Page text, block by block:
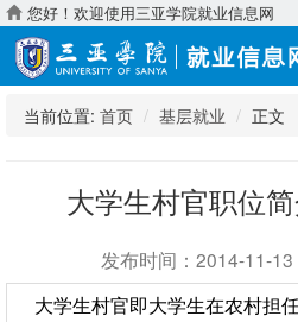
您好！欢迎使用三亚学院就业信息网
当前位置: 首页 基层就业 正文
大学生村官职位
发布时间：2014-11-
大学生村官即大学生在农村担任